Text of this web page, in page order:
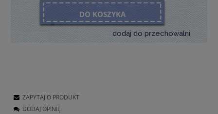
DO KOSZYKA
dodaj do przechowalni
ZAPYTAJ O PRODUKT
DODAJ OPINIĘ